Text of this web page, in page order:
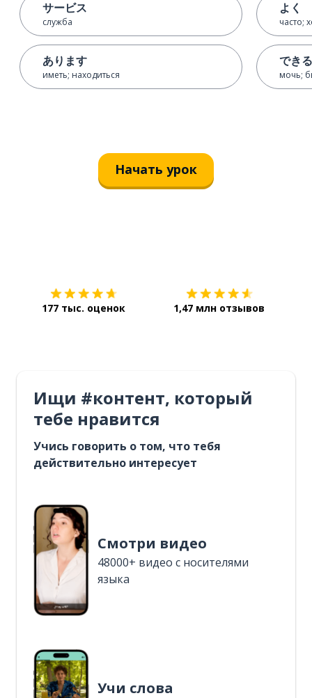
サービス
служба
あります
иметь; находиться
よく
часто;
できる
мочь;
Начать урок
177 тыс. оценок 1,47 млн отзывов
Ищи #контент, который
тебе нравится
Учись говорить о том, что тебя
действительно интересует
Смотри видео
48000+ видео с носителями
языка
Учи слова